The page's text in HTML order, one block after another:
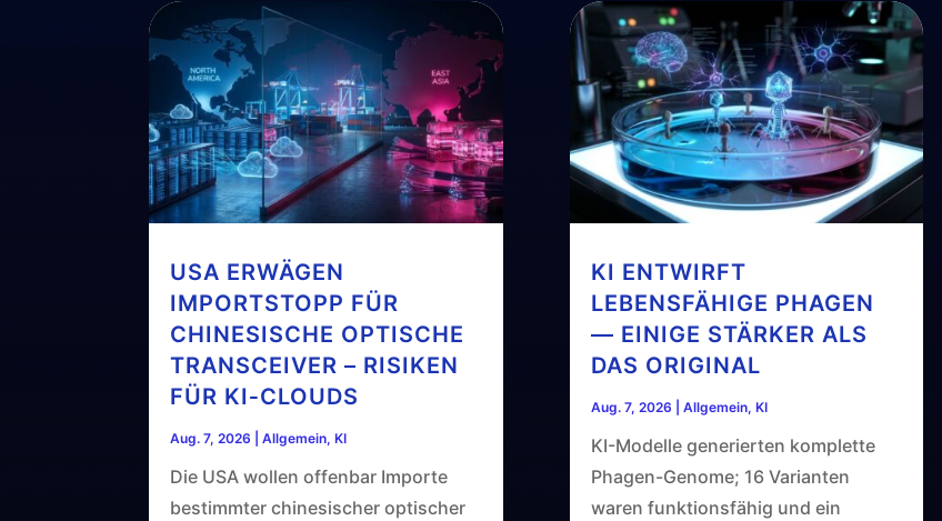
USA ERWÄGEN
IMPORTSTOPP FÜR
CHINESISCHE OPTISCHE
TRANSCEIVER – RISIKEN
FÜR KI‑CLOUDS
Aug. 7, 2026 |Allgemein,KI
Die USA wollen offenbar Importe
bestimmter chinesischer optischer
KI ENTWIRFT
LEBENSFÄHIGE PHAGEN
— EINIGE STÄRKER ALS
DAS ORIGINAL
Aug. 7, 2026 Allgemein, KI
KI-Modelle generierten komplette
Phagen-Genome; 16 Varianten
waren funktionsfähig und ein